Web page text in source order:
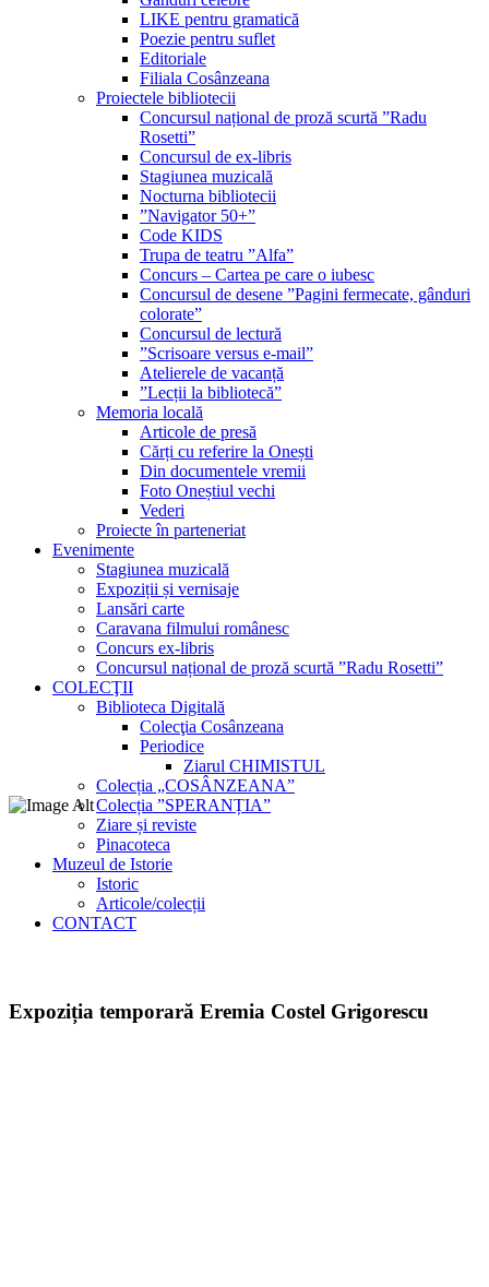
LIKE pentru gramatică
Poezie pentru suflet
Editoriale
Filiala Cosânzeana
Proiectele bibliotecii
Concursul național de proză scurtă ”Radu
Rosetti”
Concursul de ex-libris
Stagiunea muzicală
Nocturna bibliotecii
”Navigator 50+”
Code KIDS
Trupa de teatru ”Alfa”
Concurs – Cartea pe care o iubesc
Concursul de desene ”Pagini fermecate, gânduri
colorate”
Concursul de lectură
”Scrisoare versus e-mail”
Atelierele de vacanță
”Lecții la bibliotecă”
Memoria locală
Articole de presă
Cărți cu referire la Onești
Din documentele vremii
Foto Oneștiul vechi
Vederi
Proiecte în parteneriat
Evenimente
Stagiunea muzicală
Expoziții și vernisaje
Lansări carte
Caravana filmului românesc
Concurs ex-libris
Concursul național de proză scurtă ”Radu Rosetti”
COLECŢII
Biblioteca Digitală
Colecţia Cosânzeana
Periodice
Ziarul CHIMISTUL
Colecția „COSÂNZEANA”
Colecția ”SPERANȚIA”
Ziare și reviste
Pinacoteca
Muzeul de Istorie
Istoric
Articole/colecții
CONTACT
Expoziția temporară Eremia Costel Grigorescu